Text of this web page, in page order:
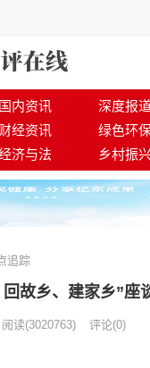
国内资讯 深度报
财经资讯 绿色环
济与法 乡村振
追踪
故乡、建家乡”座
阅读(3020763) 评论(0)